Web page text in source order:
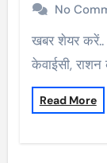
No
खबर शेयर करें.. प्रदेशभर में सितंबर से शुरू होगी स्मार्ट मीटर
केवाईसी, राशन
Read More